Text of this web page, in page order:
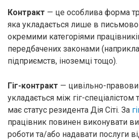
Контракт — це особлива форма
яка укладається лише в
окремими категоріями
передбачених законами
підприємств, іноземці тощо).
Гіг-контракт — цивільно-
укладається між гіг-
має статус резидента Дія Сіті. За
працівник повинен виконувати
роботи та/або надавати послуги